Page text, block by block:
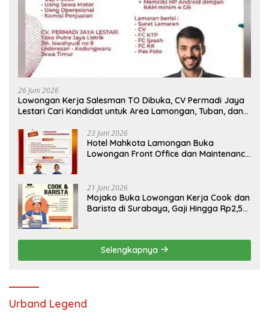
26 Juni 2026
Lowongan Kerja Salesman TO Dibuka, CV Permadi Jaya
Lestari Cari Kandidat untuk Area Lamongan, Tuban, dan
23 Juni 2026
Hotel Mahkota Lamongan Buka
Lowongan Front Office dan Maintenance
21 Juni 2026
Mojako Buka Lowongan Kerja Cook dan
Barista di Surabaya, Gaji Hingga Rp2,5
Selengkapnya
Urband Legend